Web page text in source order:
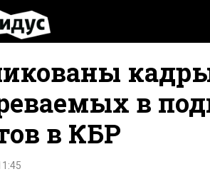
в
в КБР